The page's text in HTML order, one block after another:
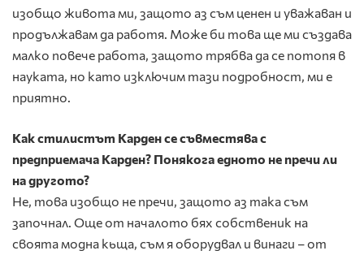
изобщо живота ми, защото аз съм ценен и уважаван и
продължавам да работя. Може би това ще ми създава
малко повече работа, защото трябва да се потопя в
науката, но като изключим тази подробност, ми е
приятно.
Как стилистът Карден се съвместява с
предприемача Карден? Понякога едното не пречи ли
на другото?
Не, това изобщо не пречи, защото аз така съм
започнал. Още от началото бях собственик на
своята модна кьща, съм я оборудвал и винаги – от